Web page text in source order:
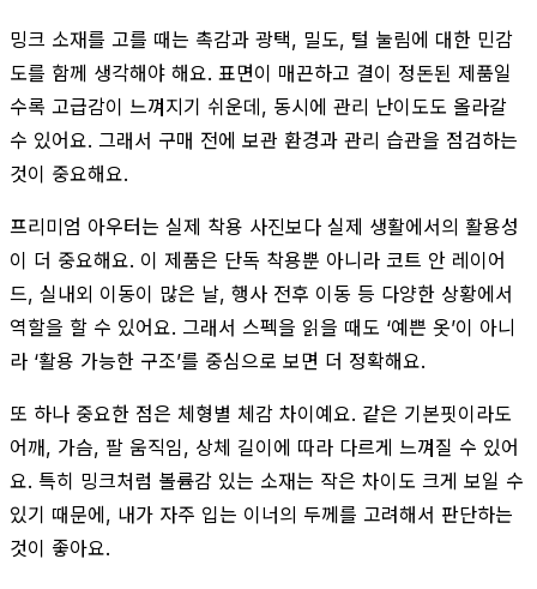
밍크 소재를 고를 때는 촉감과 광택, 밀도, 털 눌림에 대한 민감
도를 함께 생각해야 해요. 표면이 매끈하고 결이 정돈된 제품일
수록 고급감이 느껴지기 쉬운데, 동시에 관리 난이도도 올라갈
수 있어요. 그래서 구매 전에 보관 환경과 관리 습관을 점검하는
것이 중요해요.
프리미엄 아우터는 실제 착용 사진보다 실제 생활에서의 활용성
이 더 중요해요. 이 제품은 단독 착용뿐 아니라 코트 안 레이어
드, 실내외 이동이 많은 날, 행사 전후 이동 등 다양한 상황에서
역할을 할 수 있어요. 그래서 스펙을 읽을 때도 ‘예쁜 옷’이 아니
라 ‘활용 가능한 구조’를 중심으로 보면 더 정확해요.
또 하나 중요한 점은 체형별 체감 차이예요. 같은 기본핏이라도
어깨, 가슴, 팔 움직임, 상체 길이에 따라 다르게 느껴질 수 있어
요. 특히 밍크처럼 볼륨감 있는 소재는 작은 차이도 크게 보일 수
있기 때문에, 내가 자주 입는 이너의 두께를 고려해서 판단하는
것이 좋아요.